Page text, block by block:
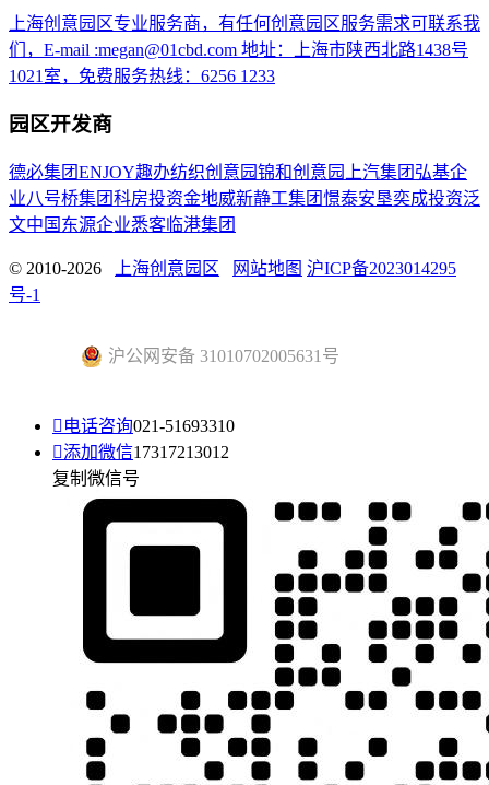
上海创意园区专业服务商，有任何创意园区服务需求可联系我
们，E-mail :megan@01cbd.com 地址：上海市陕西北路1438号
1021室，免费服务热线：6256 1233
园区开发商
德必集团ENJOY趣办纺织创意园锦和创意园 上汽集团 弘基企
业八号桥集团科房投资金地威新静工集团憬泰安垦奕成投资泛
文中国 东源企业悉客 临港集团
© 2010-2026 上海创意园区 网站地图 沪ICP备2023014295
号-1
沪公网安备 31010702005631号
 电话咨询021-51693310
添加微信17317213012
复制微信号